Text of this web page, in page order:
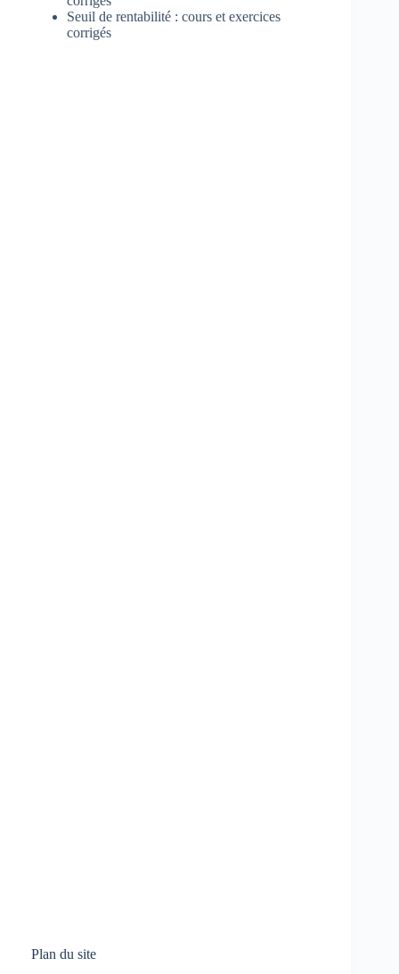
Seuil de rentabilité : cours et exercices
corrigés
Plan du site